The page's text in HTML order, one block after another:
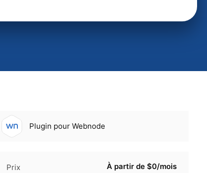
Plugin pour Webnode
Prix À partir de $0/mois